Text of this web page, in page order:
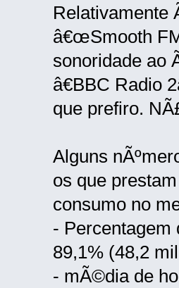
Relativamente
â€œSmooth
sonoridade ao
â€BBC Radio
que prefiro.
Alguns
os que
consumo no
- Percentagem
89,1% (48,2
- mÃ©dia de